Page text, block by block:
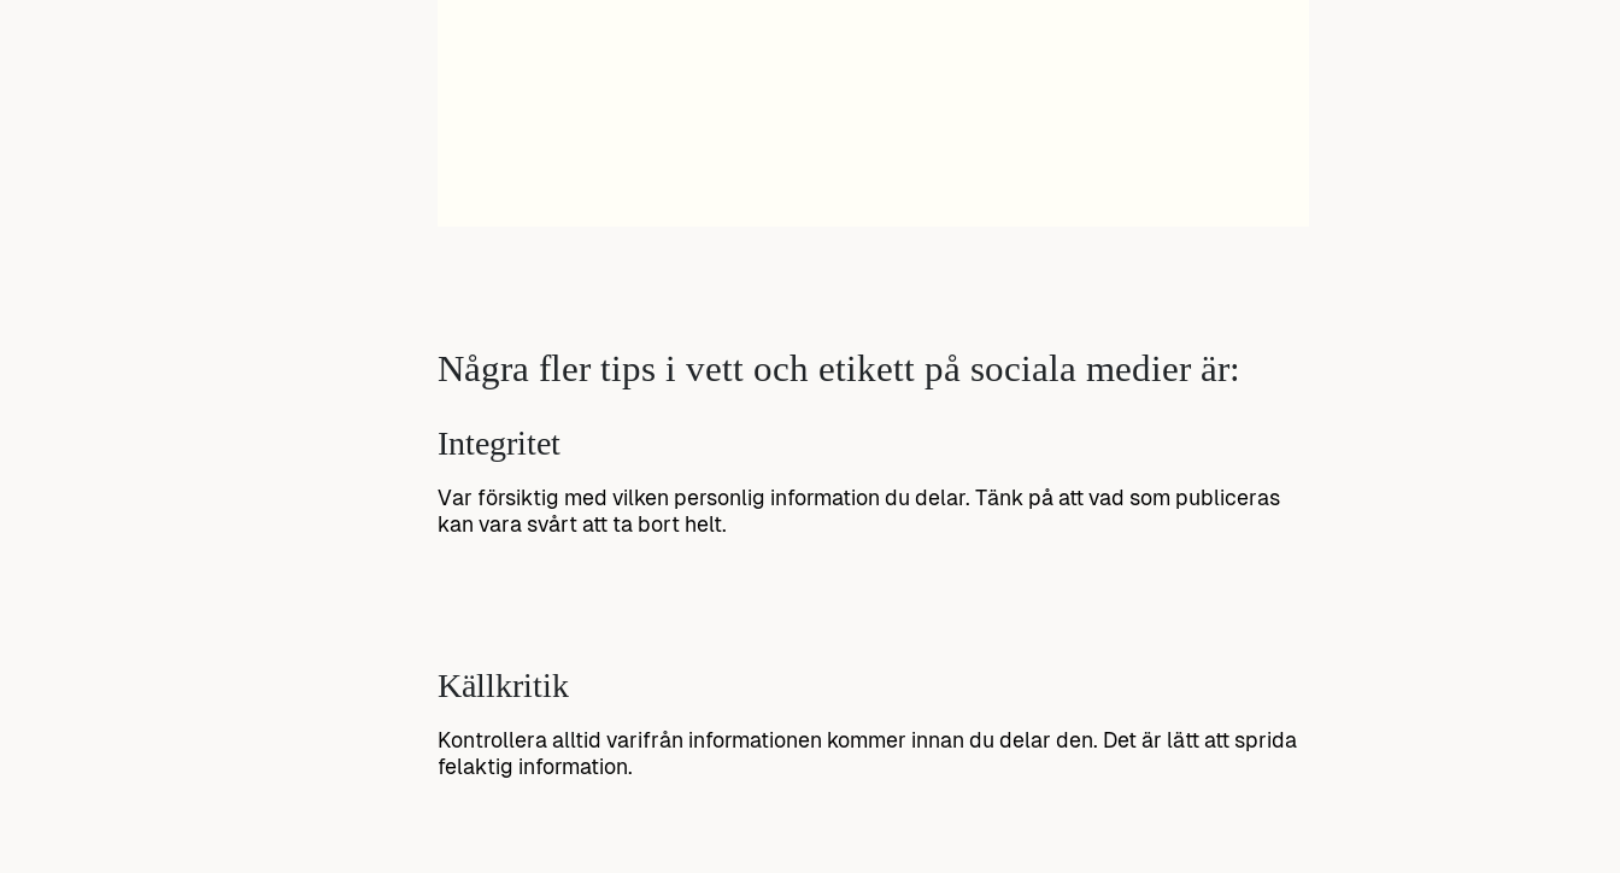
Några fler tips i vett och etikett på sociala medier är:
Integritet
Var försiktig med vilken personlig information du delar. Tänk på att vad som publiceras
kan vara svårt att ta bort helt.
Källkritik
Kontrollera alltid varifrån informationen kommer innan du delar den. Det är lätt att sprida
felaktig information.